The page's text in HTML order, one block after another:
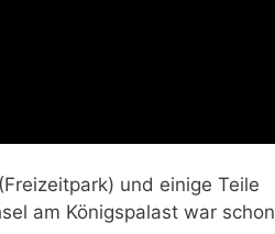
und einige Teile
am Königspalast war schon